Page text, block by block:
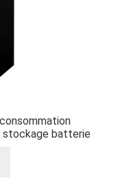
stockage batterie